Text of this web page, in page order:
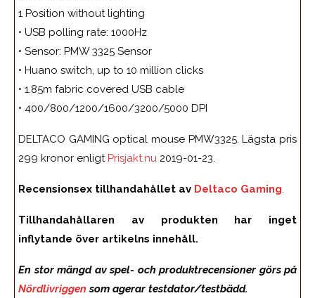
1 Position without lighting
• USB polling rate: 1000Hz
• Sensor: PMW 3325 Sensor
• Huano switch, up to 10 million clicks
• 1.85m fabric covered USB cable
• 400/800/1200/1600/3200/5000 DPI
DELTACO GAMING optical mouse PMW3325. Lägsta pris
299 kronor enligt Prisjakt.nu 2019-01-23.
Recensionsex tillhandahållet av Deltaco Gaming.
Tillhandahållaren av produkten har inget
inflytande över artikelns innehåll.
En stor mängd av spel- och produktrecensioner görs på
Nördlivriggen som agerar testdator/testbädd.